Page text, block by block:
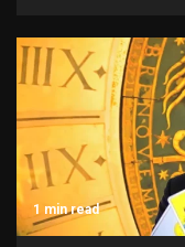
1 min read